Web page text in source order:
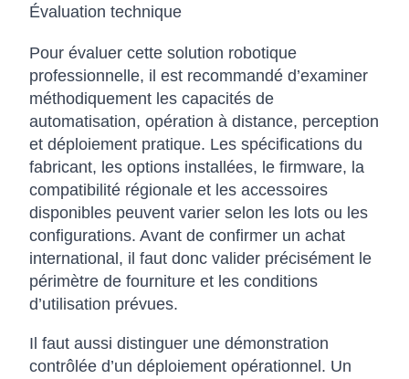
Évaluation technique
Pour évaluer cette solution robotique
professionnelle, il est recommandé d’examiner
méthodiquement les capacités de
automatisation, opération à distance, perception
et déploiement pratique. Les spécifications du
fabricant, les options installées, le firmware, la
compatibilité régionale et les accessoires
disponibles peuvent varier selon les lots ou les
configurations. Avant de confirmer un achat
international, il faut donc valider précisément le
périmètre de fourniture et les conditions
d’utilisation prévues.
Il faut aussi distinguer une démonstration
contrôlée d’un déploiement opérationnel. Un